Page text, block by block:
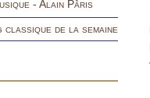
- Alain Pâris
classique de la semaine